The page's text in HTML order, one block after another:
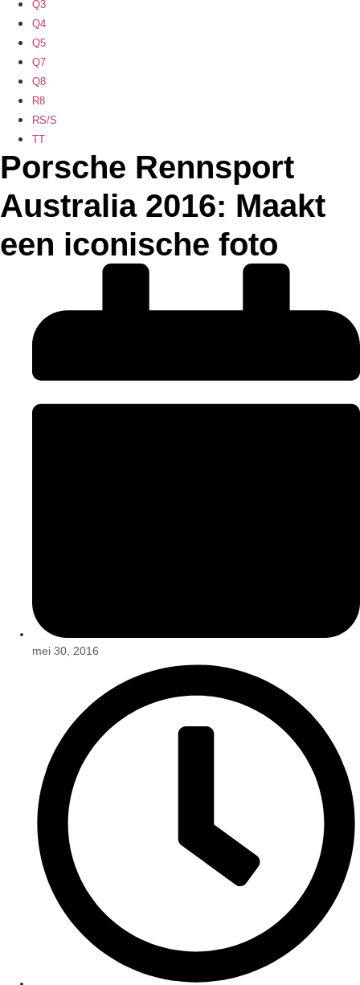
Q3
Q4
Q5
Q7
Q8
R8
RS/S
TT
Porsche Rennsport
Australia 2016: Maakt
een iconische foto
mei 30, 2016